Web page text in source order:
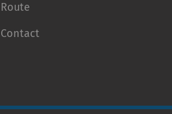
Route
Contact